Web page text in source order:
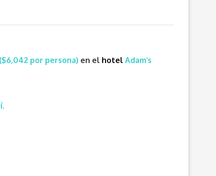
por persona) en el hotel Adam’s